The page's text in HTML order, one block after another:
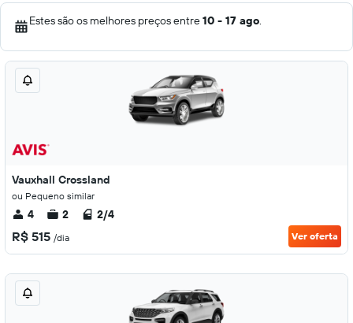
Estes são os melhores preços entre10 - 17 ago.
Vauxhall Crossland
ou Pequeno similar
4 2 2/4
R$ 515 /dia Ver oferta